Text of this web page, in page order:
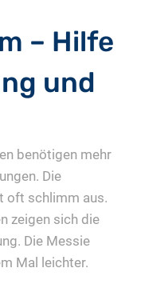
– Hilfe
und
benötigen mehr
Die
oft schlimm aus.
zeigen sich die
Die Messie
Mal leichter.